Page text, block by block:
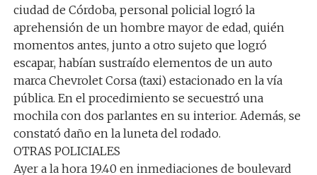
ciudad de Córdoba, personal policial logró la
aprehensión de un hombre mayor de edad, quién
momentos antes, junto a otro sujeto que logró
escapar, habían sustraído elementos de un auto
marca Chevrolet Corsa (taxi) estacionado en la vía
pública. En el procedimiento se secuestró una
mochila con dos parlantes en su interior. Además, se
constató daño en la luneta del rodado.
OTRAS POLICIALES
Ayer a la hora 19.40 en inmediaciones de boulevard